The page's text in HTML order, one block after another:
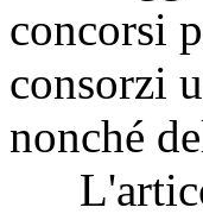
concorsi
consorzi
nonché